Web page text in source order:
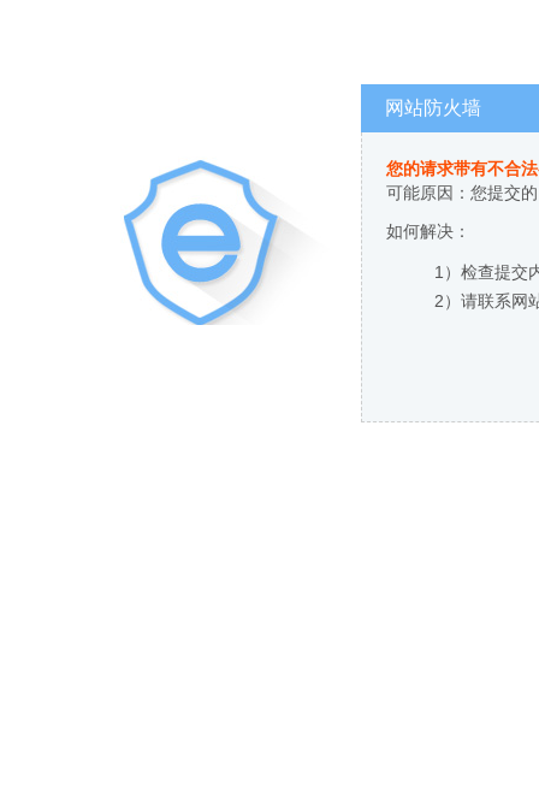
网站防火墙
您的请求带有不合
可能原因：您提交
如何解决：
1）检查提交
2）请联系网